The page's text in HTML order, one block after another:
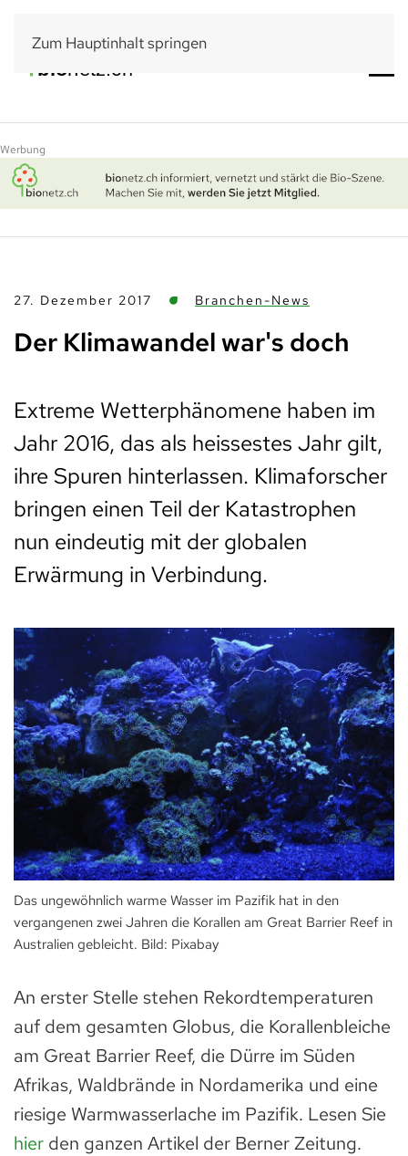
Zum Hauptinhalt springen
Werbung
27. Dezember 2017 Branchen-News
Der Klimawandel war's doch
Extreme Wetterphänomene haben im
Jahr 2016, das als heissestes Jahr gilt,
ihre Spuren hinterlassen. Klimaforscher
bringen einen Teil der Katastrophen
nun eindeutig mit der globalen
Erwärmung in Verbindung.
Das ungewöhnlich warme Wasser im Pazifik hat in den
vergangenen zwei Jahren die Korallen am Great Barrier Reef in
Aus­tralien gebleicht. Bild: Pixabay
An erster Stelle stehen Rekordtemperaturen
auf dem gesamten Globus, die Korallenbleiche
am Great Barrier Reef, die Dürre im Süden
Afrikas, Waldbrände in Nordamerika und eine
riesige Warmwasserlache im Pazifik. Lesen Sie
hier den ganzen Artikel der Berner Zeitung.